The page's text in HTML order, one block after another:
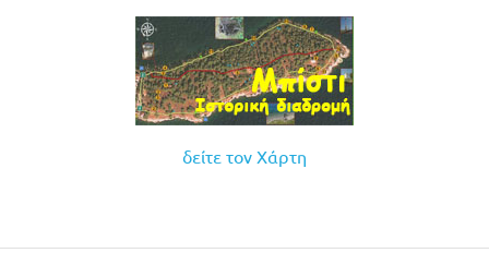
δείτε τον Χάρτη